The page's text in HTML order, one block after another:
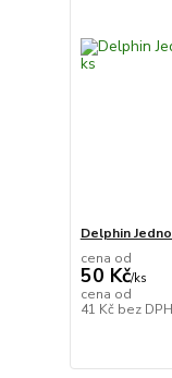
Delphin
cena od
50 Kč/ks
cena od
41 Kč bez DPH